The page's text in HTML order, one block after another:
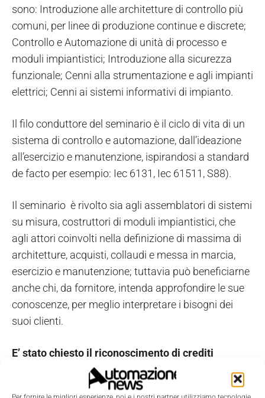
sono: Introduzione alle architetture di controllo più
comuni, per linee di produzione continue e discrete;
Controllo e Automazione di unità di processo e
moduli impiantistici; Introduzione alla sicurezza
funzionale; Cenni alla strumentazione e agli impianti
elettrici; Cenni ai sistemi informativi di impianto.
Il filo conduttore del seminario è il ciclo di vita di un
sistema di controllo e automazione, dall’ideazione
all’esercizio e manutenzione, ispirandosi a standard
de facto per esempio: Iec 6131, Iec 61511, S88).
Il seminario è rivolto sia agli assemblatori di sistemi
su misura, costruttori di moduli impiantistici, che
agli attori coinvolti nella definizione di massima di
architetture, acquisti, collaudi e messa in marcia,
esercizio e manutenzione; tuttavia può beneficiarne
anche chi, da fornitore, intenda approfondire le sue
conoscenze, per meglio interpretare i bisogni dei
suoi clienti.
E’ stato chiesto il riconoscimento di crediti
professionali formativi all’Ordine degli Ingegneri
di Milano e all’ordine dei Periti Industriali di